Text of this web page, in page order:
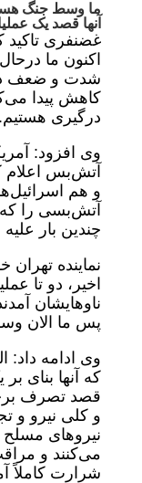
ما وسط جنگ
آنها قصد یک
غضنفری
اکنون ما
شدت و ضعف
کاهش پیدا
درگیری هستیم.
وی افزود:
آتش‌بس اعلام
و هم
آتش‌بسی را که
چندین بار
نماینده
اخیر، دو تا
ناوهایشان
پس ما الان
وی ادامه داد:
که آنها بنای
قصد تصرف
و کلی نیرو و
نیروهای مسلح
می‌کنند و
شرارت کاملاً